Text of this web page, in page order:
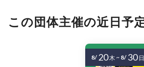
この団体主催の近日予
8/ 20木~ 8/ 30 日